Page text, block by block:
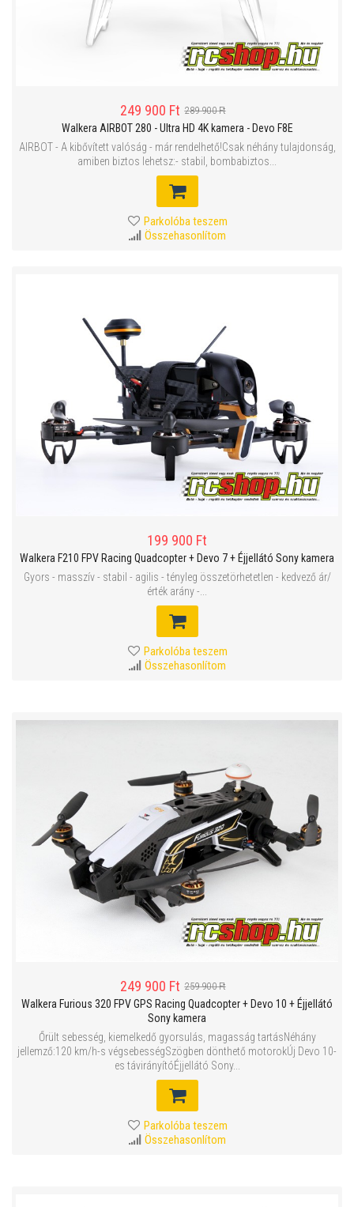
249 900 Ft 289 900 Ft
Walkera AIRBOT 280 - Ultra HD 4K kamera - Devo F8E
AIRBOT - A kibővített valóság - már rendelhető!Csak néhány tulajdonság,
amiben biztos lehetsz:- stabil, bombabiztos...
Parkolóba teszem
Összehasonlítom
199 900 Ft
Walkera F210 FPV Racing Quadcopter + Devo 7 + Éjjellátó Sony kamera
Gyors - masszív - stabil - agilis - tényleg összetörhetetlen - kedvező ár/
érték arány -...
Parkolóba teszem
Összehasonlítom
249 900 Ft 259 900 Ft
Walkera Furious 320 FPV GPS Racing Quadcopter + Devo 10 + Éjjellátó
Sony kamera
Őrült sebesség, kiemelkedő gyorsulás, magasság tartásNéhány
jellemző:120 km/h-s végsebességSzögben dönthető motorokÚj Devo 10-
es távirányítóÉjjellátó Sony...
Parkolóba teszem
Összehasonlítom